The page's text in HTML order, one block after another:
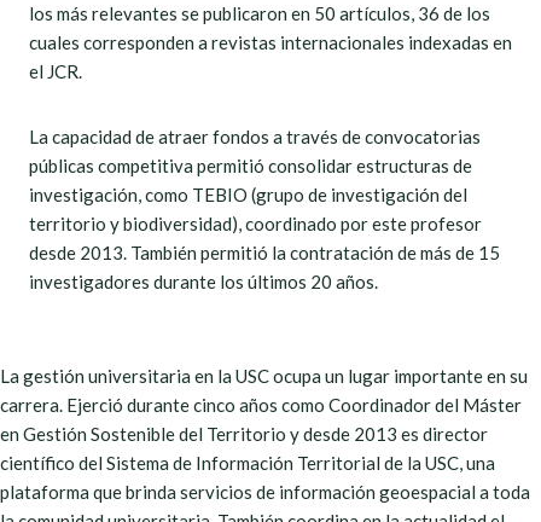
los más relevantes se publicaron en 50 artículos, 36 de los
cuales corresponden a revistas internacionales indexadas en
el JCR.
La capacidad de atraer fondos a través de convocatorias
públicas competitiva permitió consolidar estructuras de
investigación, como TEBIO (grupo de investigación del
territorio y biodiversidad), coordinado por este profesor
desde 2013. También permitió la contratación de más de 15
investigadores durante los últimos 20 años.
La gestión universitaria en la USC ocupa un lugar importante en su
carrera. Ejerció durante cinco años como Coordinador del Máster
en Gestión Sostenible del Territorio y desde 2013 es director
científico del Sistema de Información Territorial de la USC, una
plataforma que brinda servicios de información geoespacial a toda